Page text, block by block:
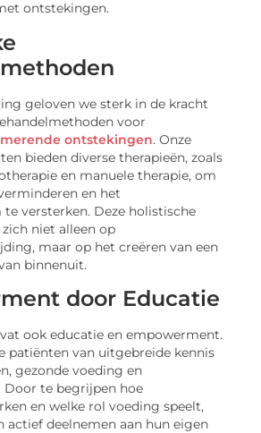
ontstekingen.
geloven we sterk in de kracht
voor
ontstekingen. Onze
bieden diverse therapieën, zoals
en manuele therapie, om
en het
versterken. Deze holistische
niet alleen op
maar op het creëren van een
binnenuit.
door Educatie
ook educatie en empowerment.
patiënten van uitgebreide kennis
gezonde voeding en
Door te begrijpen hoe
en welke rol voeding speelt,
actief deelnemen aan hun eigen